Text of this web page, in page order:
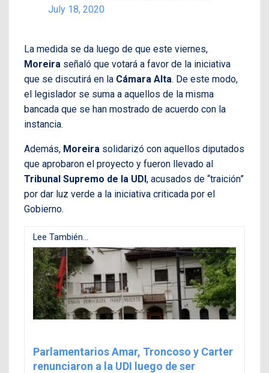
July 18, 2020
La medida se da luego de que este viernes,
Moreira señaló que votará a favor de la iniciativa
que se discutirá en la Cámara Alta. De este modo,
el legislador se suma a aquellos de la misma
bancada que se han mostrado de acuerdo con la
instancia.
Además, Moreira solidarizó con aquellos diputados
que aprobaron el proyecto y fueron llevado al
Tribunal Supremo de la UDI, acusados de “traición”
por dar luz verde a la iniciativa criticada por el
Gobierno.
Lee También...
Parlamentarios Amar, Troncoso y Carter
renunciaron a la UDI luego de ser